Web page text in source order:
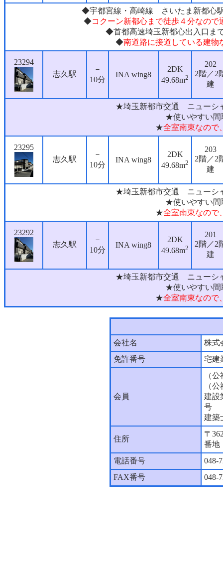
◆宇都宮線・高崎線 さいたま新都
◆コクーン新都心まで徒歩４分なの
◆首都高速埼玉新都心出入口ま
◆南道路に接道している建物
23294
志久駅
－
10分
INA wing8
2DK
49.68m2
202
2階／2
建
★埼玉新都市交通 ニュー
★使いやすい間
★全室南東なので
23295
志久駅
－
10分
INA wing8
2DK
49.68m2
203
2階／2
建
★埼玉新都市交通 ニュー
★使いやすい間
★全室南東なので
23292
志久駅
－
10分
INA wing8
2DK
49.68m2
201
2階／2
建
★埼玉新都市交通 ニュー
★使いやすい間
★全室南東なので
会社名
株
免許番号
宅建
会員
（
（
建設
号
建築
住所
〒
番地
電話番号
048-
FAX番号
048-